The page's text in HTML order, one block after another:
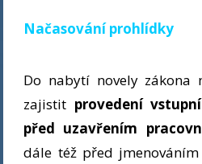
Načasování prohlídky
Do nabytí novely zákona
zajistit provedení
před uzavřením
dále též před